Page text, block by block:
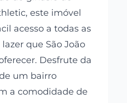
este imóvel
acesso a todas as
que São João
Desfrute da
um bairro
a comodidade de